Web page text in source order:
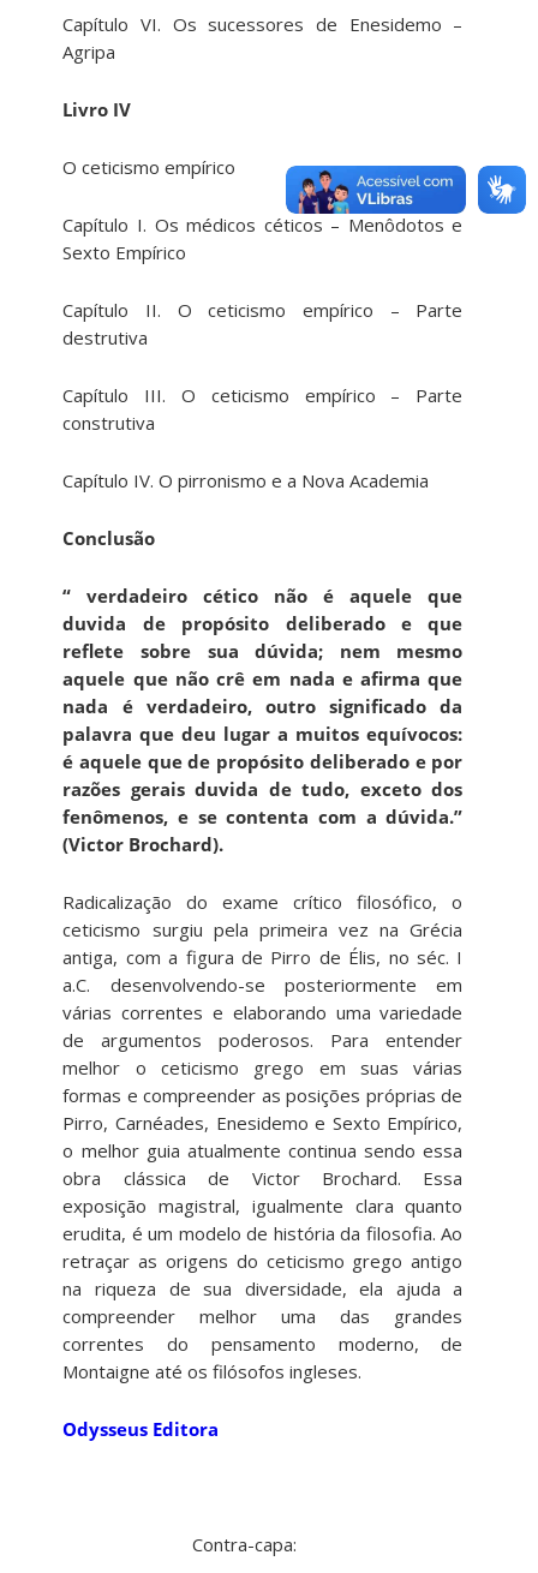
Capítulo VI. Os sucessores de Enesidemo –
Agripa
Livro IV
O ceticismo empírico
Capítulo I. Os médicos céticos – Menôdotos e
Sexto Empírico
Capítulo II. O ceticismo empírico – Parte
destrutiva
Capítulo III. O ceticismo empírico – Parte
construtiva
Capítulo IV. O pirronismo e a Nova Academia
Conclusão
“verdadeiro cético não é aquele que
duvida de propósito deliberado e que
reflete sobre sua dúvida; nem mesmo
aquele que não crê em nada e afirma que
nada é verdadeiro, outro significado da
palavra que deu lugar a muitos equívocos:
é aquele que de propósito deliberado e por
razões gerais duvida de tudo, exceto dos
fenômenos, e se contenta com a dúvida.”
(Victor Brochard).
Radicalização do exame crítico filosófico, o
ceticismo surgiu pela primeira vez na Grécia
antiga, com a figura de Pirro de Élis, no séc. I
a.C. desenvolvendo-se posteriormente em
várias correntes e elaborando uma variedade
de argumentos poderosos. Para entender
melhor o ceticismo grego em suas várias
formas e compreender as posições próprias de
Pirro, Carnéades, Enesidemo e Sexto Empírico,
o melhor guia atualmente continua sendo essa
obra clássica de Victor Brochard. Essa
exposição magistral, igualmente clara quanto
erudita, é um modelo de história da filosofia. Ao
retraçar as origens do ceticismo grego antigo
na riqueza de sua diversidade, ela ajuda a
compreender melhor uma das grandes
correntes do pensamento moderno, de
Montaigne até os filósofos ingleses.
Odysseus Editora
Contra-capa: